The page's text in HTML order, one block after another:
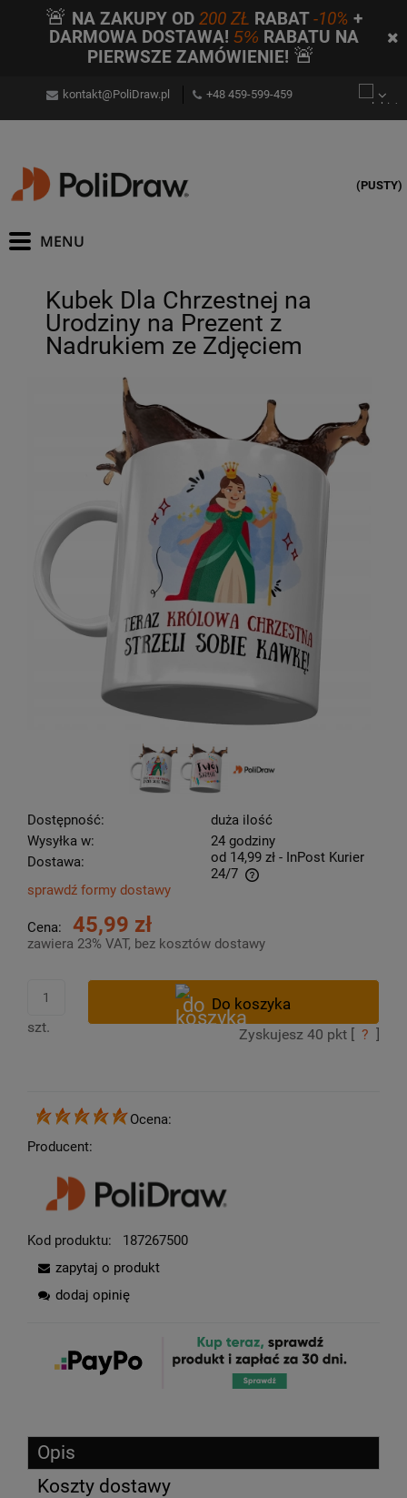
🚨 NA ZAKUPY OD200 ZŁ RABAT-10% +
DARMOWA DOSTAWA! 5% RABATU NA
PIERWSZE ZAMÓWIENIE! 🚨
kontakt@PoliDraw.pl +48 459-599-459
(PUSTY)
Kubek Dla Chrzestnej na
Urodziny na Prezent z
Nadrukiem ze Zdjęciem
Dostępność:
duża ilość
Wysyłka w:
24 godziny
Dostawa:
od 14,99 zł - InPost Kurier
24/7
Cena nie zawiera ewentualnych kosztów płatności
sprawdź formy dostawy
Cena: 45,99 zł
zawiera 23% VAT, bez kosztów dostawy
szt. Zyskujesz 40 pkt [ ? ]
Ocena:
Producent:
Kod produktu:
187267500
zapytaj o produkt
dodaj opinię
Opis
Koszty dostawy